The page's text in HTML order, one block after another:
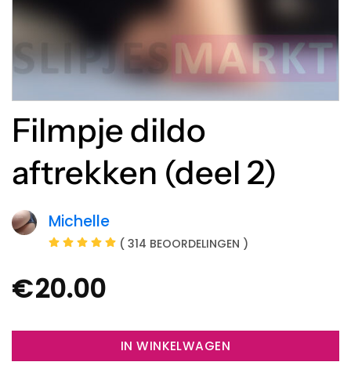
Filmpje dildo
aftrekken (deel 2)
Michelle
( 314 BEOORDELINGEN )
€20.00
IN WINKELWAGEN